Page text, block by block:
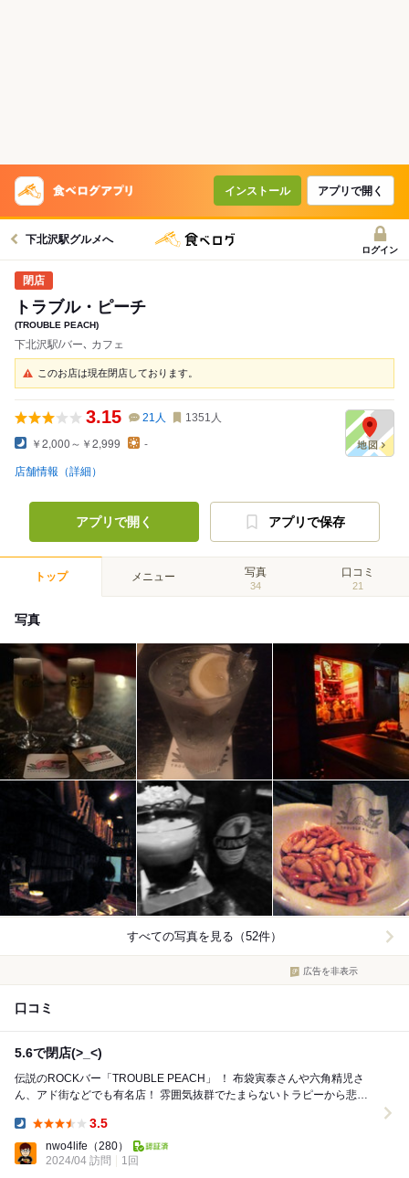
インストール アプリで開く
下北沢駅グルメへ
ログイン
トラブル・ピーチ
(TROUBLE PEACH)
下北沢駅/バー､ カフェ
このお店は現在閉店しております。
3.15 21 人 1351 人
￥2,000～￥2,999 -
店舗情報（詳細）
アプリで開く アプリで保存
トップ メニュー 写真
34
口コミ
21
写真
すべての写真を見る（52件）
広告を非表示
口コミ
5.6で閉店(>_<)
伝説のROCKバー「TROUBLE PEACH」 ！ 布袋寅泰さんや六角精児さ
ん、アド街などでも有名店！ 雰囲気抜群でたまらないトラピーから悲
3.5
nwo4life （280）
2024/04 訪問
1回